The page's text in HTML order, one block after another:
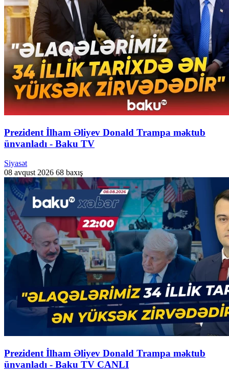
Prezident İlham Əliyev Donald Trampa məktub
ünvanladı - Baku TV
Siyasət
08 avqust 2026 68 baxış
Prezident İlham Əliyev Donald Trampa məktub
ünvanladı - Baku TV CANLI